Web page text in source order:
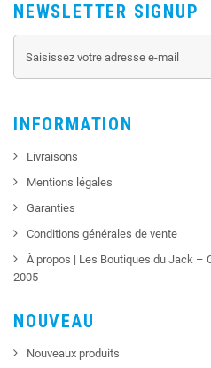
NEWSLETTER SIGNUP
INFORMATION
Livraisons
Mentions légales
Garanties
Conditions générales de vente
À propos | Les Boutiques du Jack –
2005
NOUVEAU
Nouveaux produits